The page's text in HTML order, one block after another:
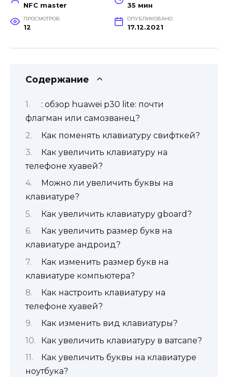
NFC master 35 мин
ПРОСМОТРОВ
12
ОПУБЛИКОВАНО
17.12.2021
Содержание
: обзор huawei p30 lite: почти
флагман или самозванец?
Как поменять клавиатуру свифткей?
Как увеличить клавиатуру на
телефоне хуавей?
Можно ли увеличить буквы на
клавиатуре?
Как увеличить клавиатуру gboard?
Как увеличить размер букв на
клавиатуре андроид?
Как изменить размер букв на
клавиатуре компьютера?
Как настроить клавиатуру на
телефоне хуавей?
Как изменить вид клавиатуры?
Как увеличить клавиатуру в ватсапе?
Как увеличить буквы на клавиатуре
ноутбука?